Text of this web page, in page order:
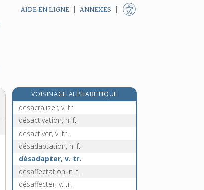
AIDE EN LIGNE ANNEXES
VOISINAGE ALPHABÉTIQUE
désacralisation, n. f.
désacraliser, v. tr.
désactivation, n. f.
désactiver, v. tr.
désadaptation, n. f.
désadapter, v. tr.
désaffectation, n. f.
désaffecter, v. tr.